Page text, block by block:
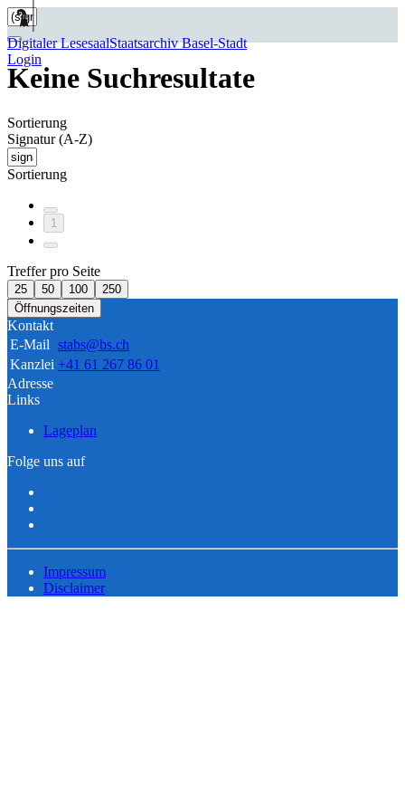
Digitaler LesesaalStaatsarchiv Basel-Stadt
Login
Keine Suchresultate
Sortierung
Signatur (A-Z)
Sortierung
1
Treffer pro Seite
25 50 100
250
Öffnungszeiten
Kontakt
E-Mail stabs@bs.ch
Kanzlei +41 61 267 86 01
Adresse
Links
Lageplan
Folge uns auf
Impressum
Disclaimer